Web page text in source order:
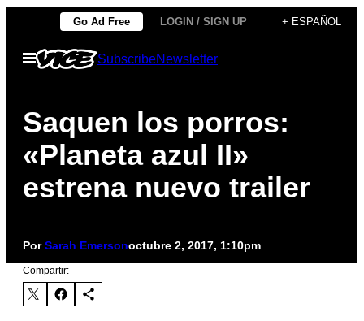
contenido
Go Ad Free LOGIN / SIGN UP + ESPAÑOL
Abrir
Menú
SubscribeNewsletter
Saquen los porros:
«Planeta azul II»
estrena nuevo trailer
PorSarah Emersonoctubre 2, 2017, 1:10pm
Compartir: